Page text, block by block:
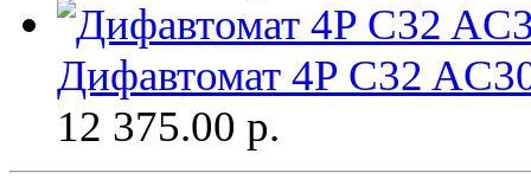
Дифавтомат 4P C32
12 375.00 р.